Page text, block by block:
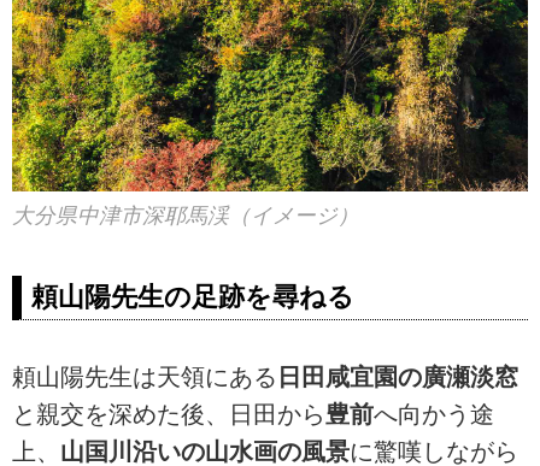
大分県中津市深耶馬渓（イメージ）
頼山陽先生の足跡を尋ねる
頼山陽先生は天領にある 日田咸宜園の廣瀬淡窓
と親交を深めた後、日田から豊前へ向かう途
上、 山国川沿いの山水画の風景に驚嘆しながら